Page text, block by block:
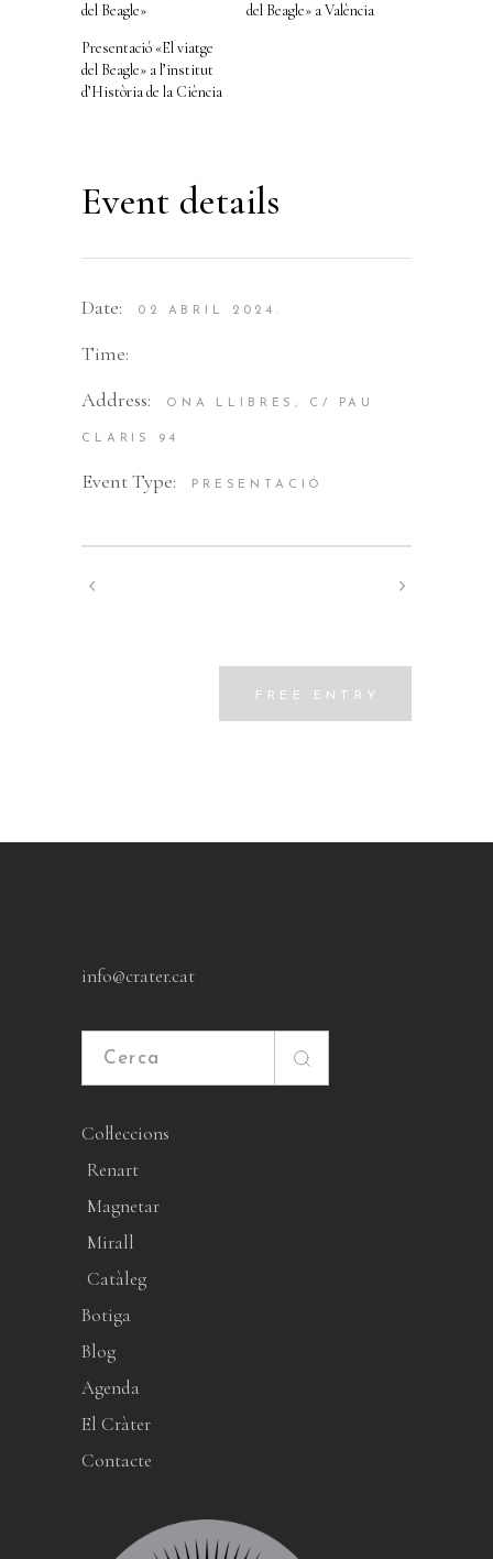
del Beagle»
del Beagle» a València
Presentació «El viatge
del Beagle» a l’institut
d’Història de la Ciència
Event details
Date: 02 ABRIL 2024.
Time:
Address:
ONA LLIBRES, C/ PAU
CLARIS 94
Event Type: PRESENTACIÓ
FREE ENTRY
info@crater.cat
Cerca
Col·leccions
Renart
Magnetar
Mirall
Catàleg
Botiga
Blog
Agenda
El Cràter
Contacte